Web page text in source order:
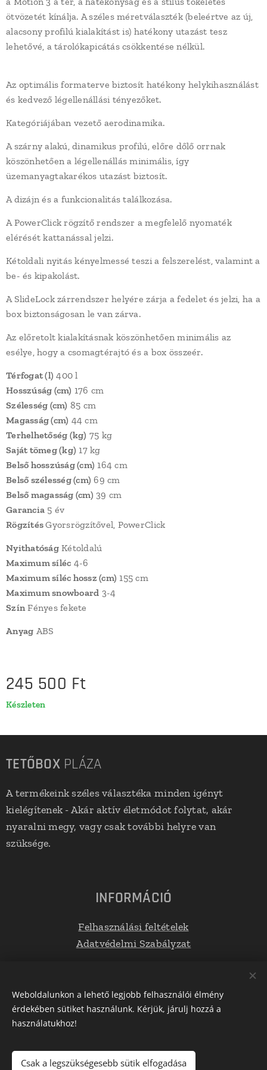
ötvözetét kínálja. A széles méretválaszték (beleértve az új,
alacsony profilú kialakítást is) hatékony utazást tesz
lehetővé, a tárolókapicátás csökkentése nélkül.
Az optimális formaterve biztosít hatékony helykihasználást
és kedvező légellenállási tényezőket.
Kategóriájában vezető aerodinamika.
A szárny alakú, dinamikus profilú, előre dőlő orrnak
köszönhetően a légellenállás minimális, így
üzemanyagtakarékos utazást biztosít.
A dizájn és a funkcionalitás találkozása.
A PowerClick rögzítő rendszer a megfelelő nyomaték
elérését kattanással jelzi.
Kétoldali nyitás kényelmessé teszi a felszerelést, valamint a
be- és kipakolást.
A SlideLock zárrendszer helyére zárja a fedelet és jelzi, ha a
box biztonságosan le van zárva.
Az előretolt kialakításnak köszönhetően minimális az
esélye, hogy a csomagtérajtó és a box összeér.
Térfogat (l) 400 l
Hosszúság (cm) 176 cm
Szélesség (cm) 85 cm
Magasság (cm) 44 cm
Terhelhetőség (kg) 75 kg
Saját tömeg (kg) 17 kg
Belső hosszúság (cm) 164 cm
Belső szélesség (cm) 69 cm
Belső magasság (cm) 39 cm
Garancia 5 év
RögzítésGyorsrögzítővel, PowerClick
NyithatóságKétoldalú
Maximum síléc 4-6
Maximum síléc hossz (cm) 155 cm
Maximum snowboard 3-4
SzínFényes fekete
Anyag ABS
245 500 Ft
Készleten
TETŐBOX PLÁZA
A termékeink széles választéka minden igényt
kielégítenek - Akár aktív életmódot folytat, akár
nyaralni megy, vagy csak további helyre van
szüksége.
INFORMÁCIÓ
Felhasználási feltételek
Adatvédelmi Szabályzat
Elérhetőségek
Weboldalunkon a lehető legjobb felhasználói élmény
érdekében sütiket használunk. Kérjük, járulj hozzá a
használatukhoz!
Csak a legszükségesebb sütik elfogadása